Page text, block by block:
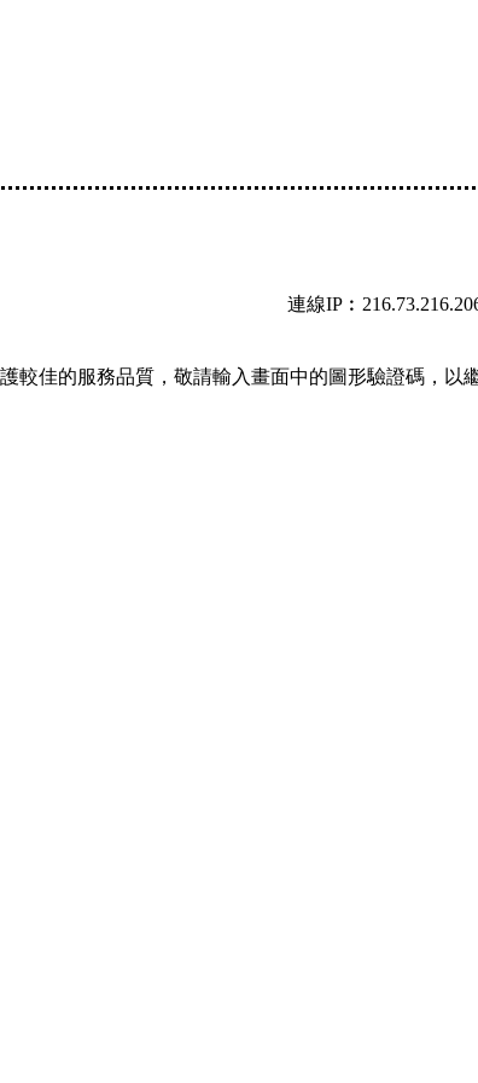
連線
較佳的服務品質，敬請輸入畫面中的圖形驗證碼，以